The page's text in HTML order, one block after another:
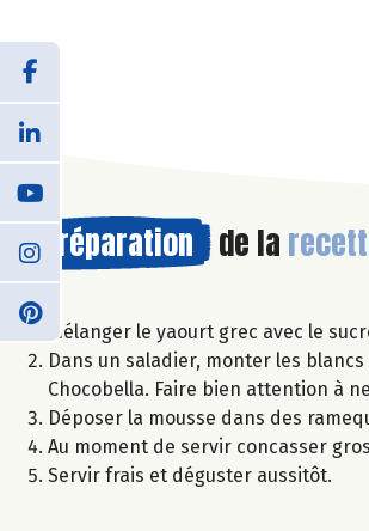
Préparation de la
Mélanger le yaourt grec avec le
Dans un saladier, monter les
Chocobella. Faire bien attention à
Déposer la mousse dans des
Au moment de servir concasser
Servir frais et déguster aussitôt.